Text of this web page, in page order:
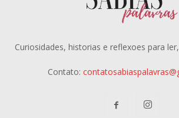
Curiosidades, historias e reflexoes para
Contato: